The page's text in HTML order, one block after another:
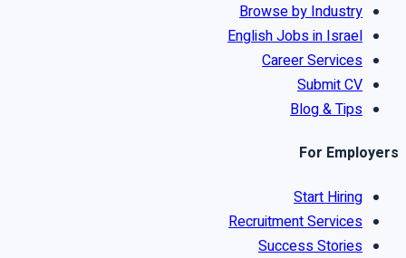
Browse by Industry
English Jobs in Israel
Career Services
Submit CV
Blog & Tips
For Employers
Start Hiring
Recruitment Services
Success Stories